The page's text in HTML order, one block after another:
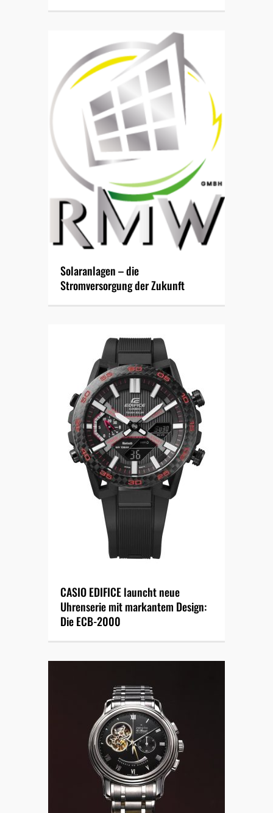
Solaranlagen – die
Stromversorgung der Zukunft
CASIO EDIFICE launcht neue
Uhrenserie mit markantem Design:
Die ECB-2000